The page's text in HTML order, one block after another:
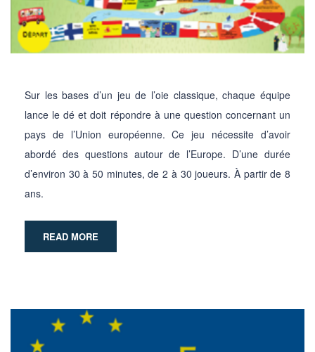
Sur les bases d’un jeu de l’oie classique, chaque équipe
lance le dé et doit répondre à une question concernant un
pays de l’Union européenne. Ce jeu nécessite d’avoir
abordé des questions autour de l’Europe. D’une durée
d’environ 30 à 50 minutes, de 2 à 30 joueurs. À partir de 8
ans.
READ MORE